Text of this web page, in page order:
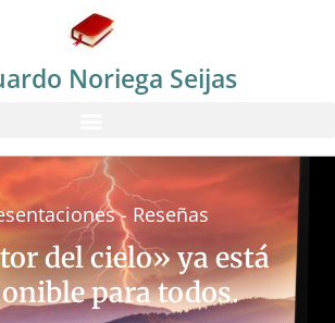
Noriega Seijas
- Reseñas
del cielo» ya está
para todos.